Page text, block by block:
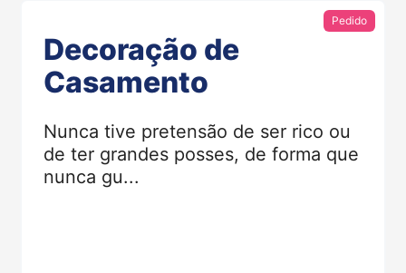
Pedido
Decoração de
Casamento
Nunca tive pretensão de ser rico ou
de ter grandes posses, de forma que
nunca gu...